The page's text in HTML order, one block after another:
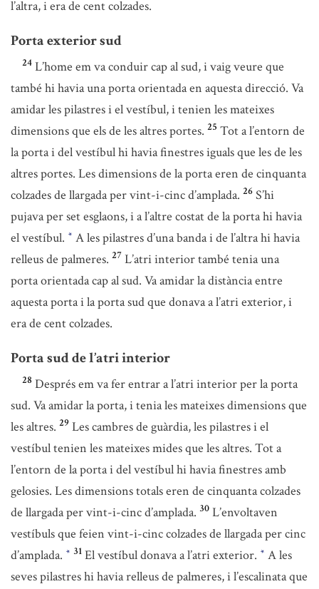
l’altra, i era de cent colzades.
Porta exterior sud
24 L’home em va conduir cap al sud, i vaig veure que
també hi havia una porta orientada en aquesta direcció. Va
amidar les pilastres i el vestíbul, i tenien les mateixes
dimensions que els de les altres portes. 25 Tot a l’entorn de
la porta i del vestíbul hi havia finestres iguals que les de les
altres portes. Les dimensions de la porta eren de cinquanta
colzades de llargada per vint-i-cinc d’amplada. 26 S’hi
pujava per set esglaons, i a l’altre costat de la porta hi havia
el vestíbul. * A les pilastres d’una banda i de l’altra hi havia
relleus de palmeres. 27 L’atri interior també tenia una
porta orientada cap al sud. Va amidar la distància entre
aquesta porta i la porta sud que donava a l’atri exterior, i
era de cent colzades.
Porta sud de l’atri interior
28 Després em va fer entrar a l’atri interior per la porta
sud. Va amidar la porta, i tenia les mateixes dimensions que
les altres. 29 Les cambres de guàrdia, les pilastres i el
vestíbul tenien les mateixes mides que les altres. Tot a
l’entorn de la porta i del vestíbul hi havia finestres amb
gelosies. Les dimensions totals eren de cinquanta colzades
de llargada per vint-i-cinc d’amplada. 30 L’envoltaven
vestíbuls que feien vint-i-cinc colzades de llargada per cinc
d’amplada. * 31 El vestíbul donava a l’atri exterior. * A les
seves pilastres hi havia relleus de palmeres, i l’escalinata que